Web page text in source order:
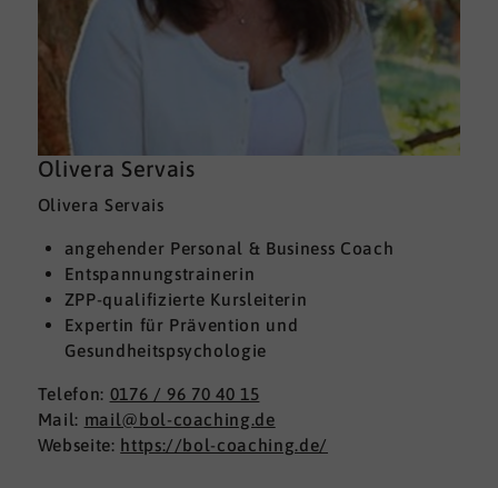
Olivera Servais
Olivera Servais
angehender Personal & Business Coach
Entspannungstrainerin
ZPP-qualifizierte Kursleiterin
Expertin für Prävention und
Gesundheitspsychologie
Telefon: 0176 / 96 70 40 15
Mail: mail@bol-coaching.de
Webseite: https://bol-coaching.de/